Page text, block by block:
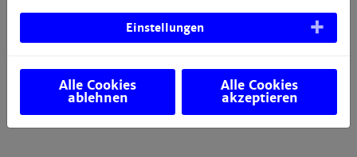
Technische Mikrobiologie
Einstellungen
Alle Cookies
ablehnen
Alle Cookies
akzeptieren